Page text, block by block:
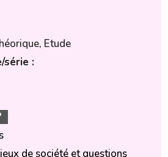
Etude
série :
de société et questions